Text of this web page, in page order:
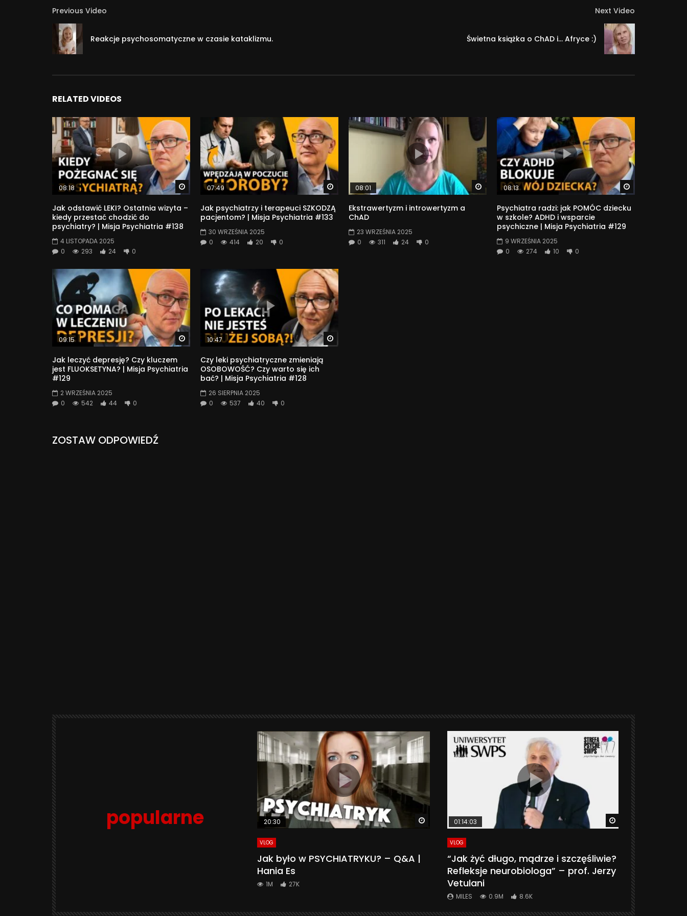
Previous Video
Reakcje psychosomatyczne w czasie kataklizmu.
Next Video
Świetna książka o ChAD i… Afryce :)
RELATED VIDEOS
Watch Later
08:18
Jak odstawić LEKI? Ostatnia wizyta –
kiedy przestać chodzić do
psychiatry? | Misja Psychiatria #138
4 LISTOPADA 2025
0
293 24 0
Watch Later
07:49
Jak psychiatrzy i terapeuci SZKODZĄ
pacjentom? | Misja Psychiatria #133
30 WRZEŚNIA 2025
0
414 20 0
Watch Later
08:01
Ekstrawertyzm i introwertyzm a
ChAD
23 WRZEŚNIA 2025
0
311 24 0
08:13
Psychiatra radzi: jak POMÓC dziecku
w szkole? ADHD i wsparcie
psychiczne | Misja Psychiatria #129
9 WRZEŚNIA 2025
0
274 10 0
Watch Later
09:15
Jak leczyć depresję? Czy kluczem
jest FLUOKSETYNA? | Misja Psychiatria
#129
2 WRZEŚNIA 2025
0
542 44 0
10:47
Czy leki psychiatryczne zmieniają
OSOBOWOŚĆ? Czy warto się ich
bać? | Misja Psychiatria #128
26 SIERPNIA 2025
0
537 40 0
ZOSTAW ODPOWIEDŹ
popularne Watch Later
20:30
VLOG
Jak było w PSYCHIATRYKU? – Q&A |
Hania Es
1M 27K
Watch Later
01:14:03
VLOG
“Jak żyć długo, mądrze i szczęśliwie?
Refleksje neurobiologa” – prof. Jerzy
Vetulani
MILES 0.9M 8.6K